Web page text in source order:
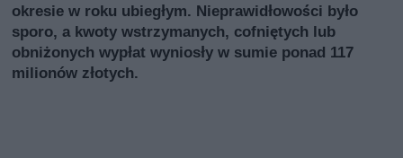
okresie w roku ubiegłym. Nieprawidłowości było
sporo, a kwoty wstrzymanych, cofniętych lub
obniżonych wypłat wyniosły w sumie ponad 117
milionów złotych.